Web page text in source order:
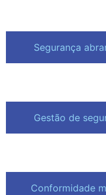
Segurança
Gestão de
Conformidade